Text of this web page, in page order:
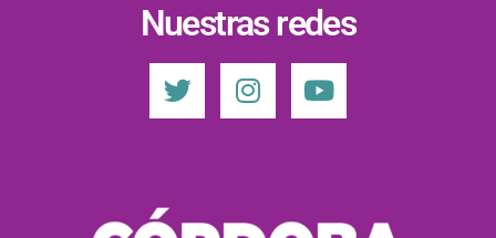
Nuestras redes